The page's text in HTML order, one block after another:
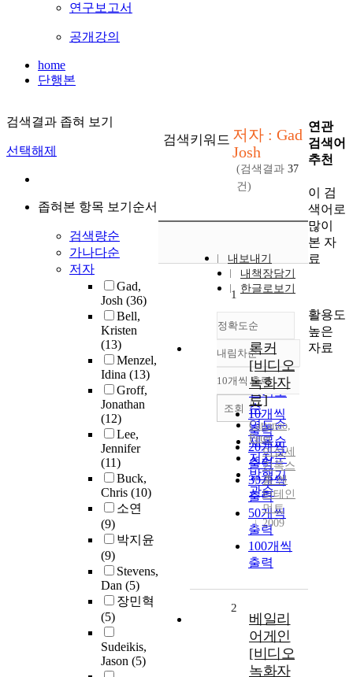
연구보고서
공개강의
home
단행본
검색결과 좁혀 보기
선택해제
좁혀본 항목 보기순서
검색량순
가나다순
저자
Gad,
Josh (36)
Bell,
Kristen
(13)
Menzel,
Idina (13)
Groff,
Jonathan
(12)
Lee,
Jennifer
(11)
Buck,
Chris (10)
소연
(9)
박지윤
(9)
Stevens,
Dan (5)
장민혁
(5)
Sudeikis,
Jason (5)
검색키워드 저자 : Gad
Josh
(검색결과 37
건)
내보내기
내책장담기
한글로보기
정확도순
정확도
순
인기도
순
연도순
제목순
저자순
발행기
관순
내림차순
내림차순
10개씩 출력
10개씩
출력
20개씩
출력
30개씩
출력
50개씩
출력
100개씩
출력
조회
1
록커
[비디오
녹화자
료]
Cattaneo,
Peter
이십세
기폭스
홈 엔
터테인
먼트
2009
2
베일리
어게인
[비디오
녹화자
연관
검색어
추천
이 검
색어로
많이
본 자
료
활용도
높은
자료